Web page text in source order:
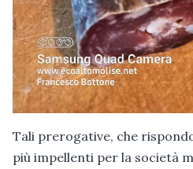
Tali prerogative, che
più impellenti per la società